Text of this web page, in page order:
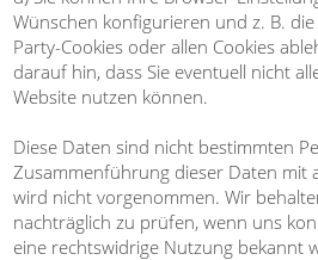
Wünschen konfigurieren und z. B.
Party-Cookies oder allen Cookies
darauf hin, dass Sie eventuell nicht
Website nutzen können.
Diese Daten sind nicht bestimmten
Zusammenführung dieser Daten mit
wird nicht vorgenommen. Wir
nachträglich zu prüfen, wenn uns
eine rechtswidrige Nutzung bekannt